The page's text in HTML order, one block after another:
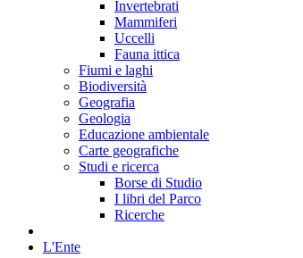
Invertebrati
Mammiferi
Uccelli
Fauna ittica
Fiumi e laghi
Biodiversità
Geografia
Geologia
Educazione ambientale
Carte geografiche
Studi e ricerca
Borse di Studio
I libri del Parco
Ricerche
L'Ente